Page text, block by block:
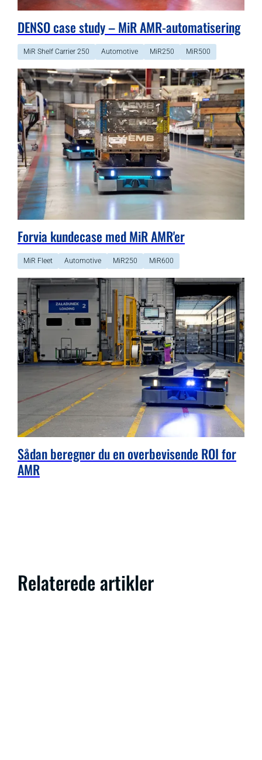
DENSO case study – MiR AMR-automatisering
MiR Shelf Carrier 250 Automotive MiR250 MiR500
Forvia kundecase med MiR AMR'er
MiR Fleet Automotive MiR250 MiR600
Sådan beregner du en overbevisende ROI for
AMR
Relaterede artikler